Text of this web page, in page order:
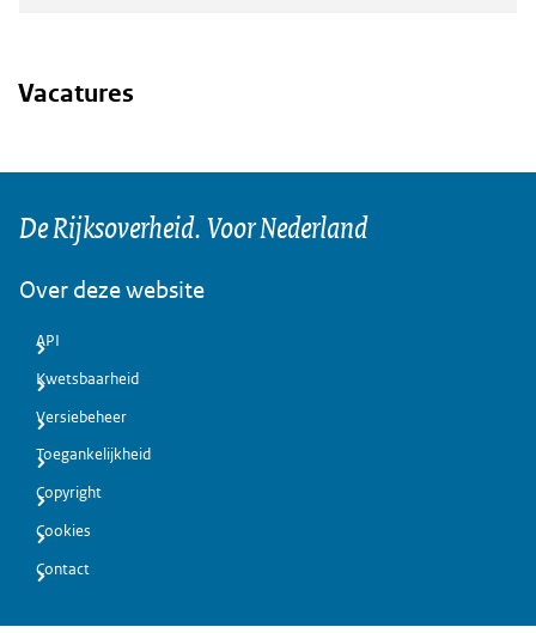
Vacatures
De Rijksoverheid. Voor Nederland
Over deze website
API
Kwetsbaarheid
Versiebeheer
Toegankelijkheid
Copyright
Cookies
Contact